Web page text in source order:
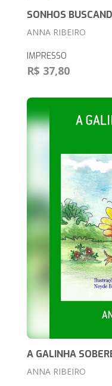
SONHOS
ANNA RIBEIRO
IMPRESSO
R$ 37,80
A GALINHA
ANNA RIBEIRO